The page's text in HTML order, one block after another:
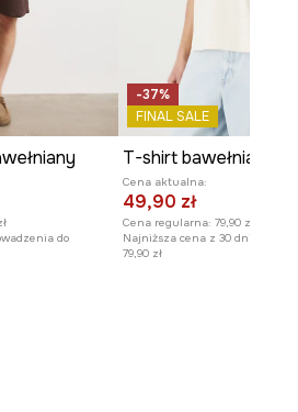
do
-37%
FINAL SALE
Cena aktualna:
49,90 zł
Cena regularna: 79,90 zł
Najniższa cena z 30 dni przed
79,90 zł